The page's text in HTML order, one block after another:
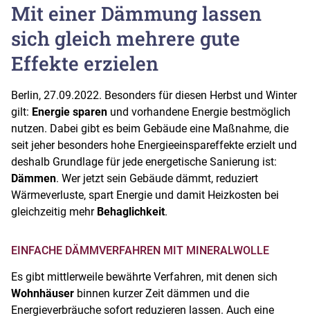
Mit einer Dämmung lassen
sich gleich mehrere gute
Effekte erzielen
Berlin, 27.09.2022. Besonders für diesen Herbst und Winter
gilt: Energie sparen und vorhandene Energie bestmöglich
nutzen. Dabei gibt es beim Gebäude eine Maßnahme, die
seit jeher besonders hohe Energieeinspareffekte erzielt und
deshalb Grundlage für jede energetische Sanierung ist:
Dämmen. Wer jetzt sein Gebäude dämmt, reduziert
Wärmeverluste, spart Energie und damit Heizkosten bei
gleichzeitig mehrBehaglichkeit.
EINFACHE DÄMMVERFAHREN MIT MINERALWOLLE
Es gibt mittlerweile bewährte Verfahren, mit denen sich
Wohnhäuser binnen kurzer Zeit dämmen und die
Energieverbräuche sofort reduzieren lassen. Auch eine